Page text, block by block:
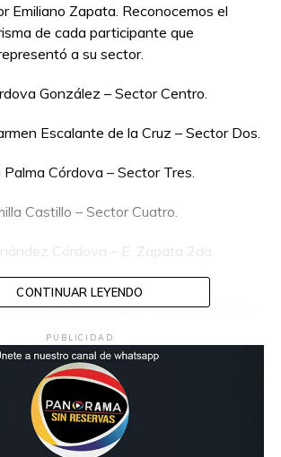
Emiliano Zapata. Reconocemos el
de cada participante que
a su sector.
González – Sector Centro.
Escalante de la Cruz – Sector Dos.
Córdova – Sector Tres.
Castillo – Sector Cuatro.
Córdova – E. Zapata 2da.
a la señorita Jennifer Cordova
Centro por su elección como la
conquistando también la banda de
y fotogenía.
con la participación del director de
Jorge PeregrinoCórdova, en
alcaldeOvidio Peralta Suárez
CONTINUAR LEYENDO
PUBLICIDAD